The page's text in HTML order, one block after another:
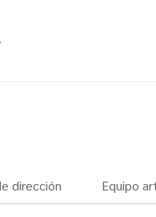
dirección Equipo